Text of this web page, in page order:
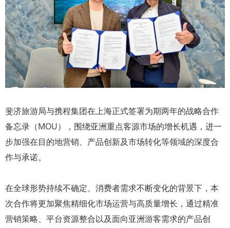
斐济旅游局与携程集团在上海正式签署为期两年的战略合作
备忘录（MOU），围绕亚洲重点客源市场的增长机遇，进一
步加强在目的地营销、产品创新及市场转化等领域的深度合
作与承诺。
在全球形势持续不确定、消费者需求不断变化的背景下，本
次合作将更加聚焦精细化市场运营与高质量增长，通过精准
营销策略、平台资源整合以及面向亚洲游客需求的产品创